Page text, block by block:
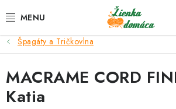
na
NOVINKY*
KLBKÁ
Špagáty a Tričkovlna
MACRAME CORD
Katia